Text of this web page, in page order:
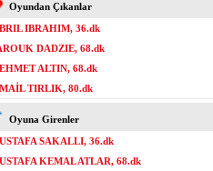
Oyundan Çıkanlar
IBRAHIM, 36.dk
DADZIE, 68.dk
ALTIN, 68.dk
TIRLIK, 80.dk
Oyuna Girenler
SAKALLI, 36.dk
KEMAL ATLAR, 68.dk